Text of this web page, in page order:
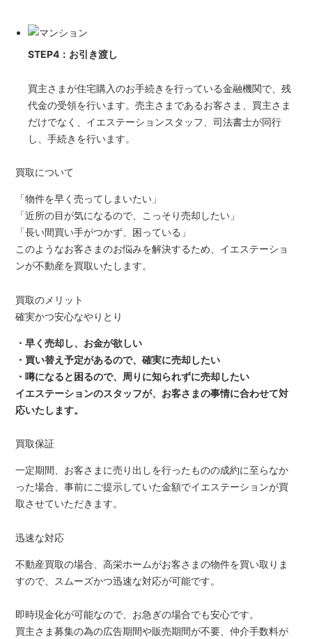
STEP4：お引き渡し
買主さまが住宅購入のお手続きを行っている金融機関で、残
代金の受領を行います。売主さまであるお客さま、買主さま
だけでなく、イエステーションスタッフ、司法書士が同行
し、手続きを行います。
買取について
「物件を早く売ってしまいたい」
「近所の目が気になるので、こっそり売却したい」
「長い間買い手がつかず、困っている」
このようなお客さまのお悩みを解決するため、イエステーショ
ンが不動産を買取いたします。
買取のメリット
確実かつ安心なやりとり
・早く売却し、お金が欲しい
・買い替え予定があるので、確実に売却したい
・噂になると困るので、周りに知られずに売却したい
イエステーションのスタッフが、お客さまの事情に合わせて対
応いたします。
買取保証
一定期間、お客さまに売り出しを行ったものの成約に至らなか
った場合、事前にご提示していた金額でイエステーションが買
取させていただきます。
迅速な対応
不動産買取の場合、高栄ホームがお客さまの物件を買い取りま
すので、スムーズかつ迅速な対応が可能です。
即時現金化が可能なので、お急ぎの場合でも安心です。
買主さま募集の為の広告期間や販売期間が不要、仲介手数料が